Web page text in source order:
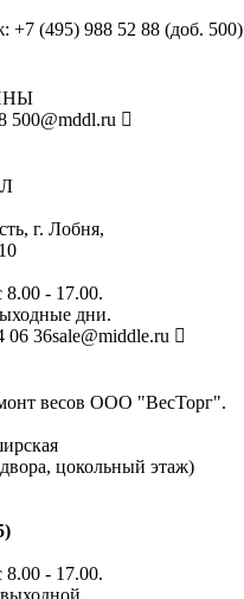
+7 (495) 988 52 88 (доб. 500)
500@mddl.ru
г. Лобня,
- 17.00.
дни.
06 36sale@middle.ru
весов ООО "ВесТорг".
цокольный этаж)
- 17.00.